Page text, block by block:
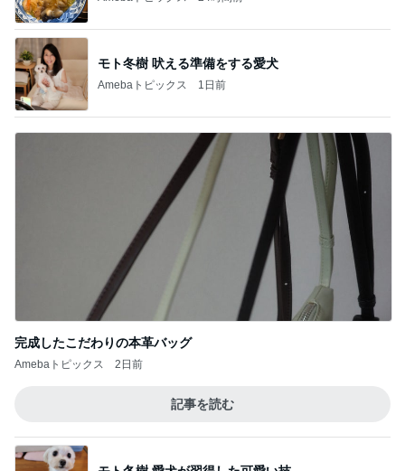
モト冬樹 吠える準備をする愛犬
Amebaトピックス 1日前
完成したこだわりの本革バッグ
Amebaトピックス 2日前
記事を読む